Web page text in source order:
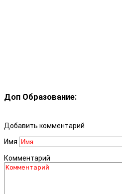
Доп Образование:
Добавить комментарий
Имя
Комментарий